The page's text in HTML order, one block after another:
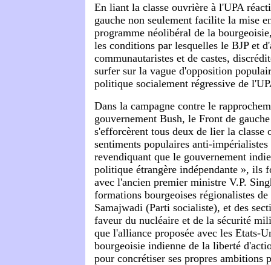
En liant la classe ouvrière à l'UPA
gauche non seulement facilite la mise
programme néolibéral de la
les conditions par lesquelles le BJP et
communautaristes et de castes,
surfer sur la vague d'opposition
politique socialement régressive de
Dans la campagne contre le
gouvernement Bush, le Front de
s'efforcèrent tous deux de lier la classe
sentiments populaires anti-
revendiquant que le gouvernement
politique étrangère indépendante », ils
avec l'ancien premier ministre V.P.
formations bourgeoises régionalistes
Samajwadi (Parti socialiste), et des
faveur du nucléaire et de la sécurité
que l'alliance proposée avec les Etats-
bourgeoisie indienne de la liberté
pour concrétiser ses propres ambitions